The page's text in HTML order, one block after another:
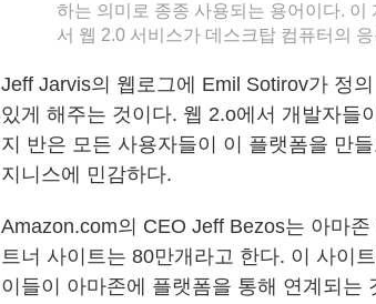
하는 의미로 종종 사용되는 용어이다. 이
서 웹 2.0 서비스가 데스크탑 컴퓨터의
Jeff Jarvis의 웹로그에 Emil Sotirov가 정
있게 해주는 것이다. 웹 2.o에서 개발자들
지 반은 모든 사용자들이 이 플랫폼을 만
지니스에 민감하다.
Amazon.com의 CEO Jeff Bezos는 아마
트너 사이트는 80만개라고 한다. 이 사이
이들이 아마존에 플랫폼을 통해 연계되는